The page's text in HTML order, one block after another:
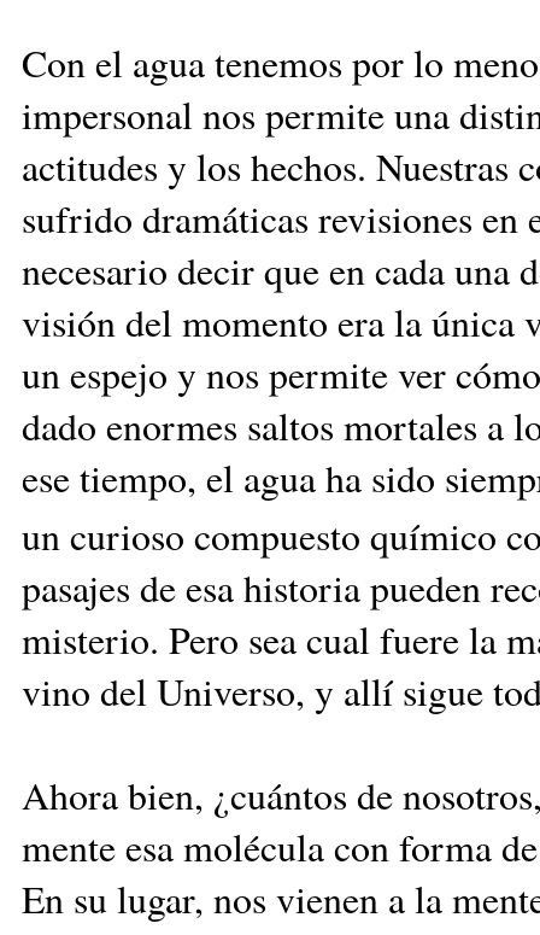
Con el agua tenemos por lo
impersonal nos permite una
actitudes y los hechos. Nuestras
sufrido dramáticas revisiones en
necesario decir que en cada una
visión del momento era la única
un espejo y nos permite ver
dado enormes saltos mortales a
ese tiempo, el agua ha sido
un curioso compuesto químico
pasajes de esa historia pueden
misterio. Pero sea cual fuere la
vino del Universo, y allí sigue
Ahora bien, ¿cuántos de
mente esa molécula con forma
En su lugar, nos vienen a la